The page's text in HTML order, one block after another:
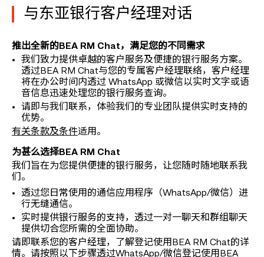
与东亚银行客户经理对话
推出全新的BEA RM Chat，满足您的不同需求
我们致力提供卓越的客户服务及便捷的银行服务方案。
透过BEA RM Chat与您的专属客户经理联络，客户经理
将在办公时间内透过 WhatsApp 或微信以实时文字或语
音信息迅速处理您的银行服务查询。
请即与我们联系，体验我们的专业团队提供实时支持的
优势。
有关条款及条件适用。
为甚么选择BEA RM Chat
我们旨在为您提供便捷的银行服务，让您随时随地联系我
们。
透过您日常使用的通信应用程序（WhatsApp/微信）进
行无缝通信。
实时提供银行服务的支持，透过一对一聊天和群组聊天
提供切合您所需的全面协助。
请即联系您的客户经理，了解登记使用BEA RM Chat的详
情。请按照以下步骤透过WhatsApp/微信登记使用BEA